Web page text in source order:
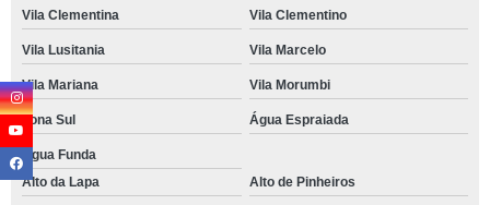
Vila Clementina Vila Clementino
Vila Lusitania Vila Marcelo
Vila Mariana Vila Morumbi
Zona Sul Água Espraiada
Água Funda
Alto da Lapa
Alto de Pinheiros